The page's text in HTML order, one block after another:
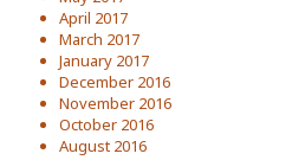
April 2017
March 2017
January 2017
December 2016
November 2016
October 2016
August 2016